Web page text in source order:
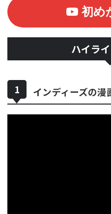
初め
ハイラ
インディーズの漫